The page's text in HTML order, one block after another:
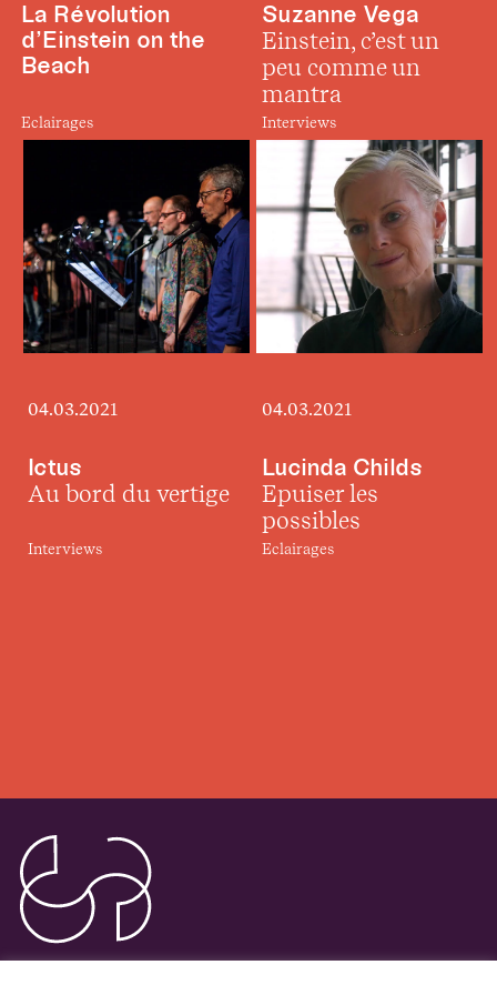
La Révolution
d’Einstein on the
Beach
Eclairages
Suzanne Vega
Einstein, c’est un
peu comme un
mantra
Interviews
04.03.2021
Ictus
Au bord du vertige
Interviews
04.03.2021
Lucinda Childs
Epuiser les
possibles
Eclairages